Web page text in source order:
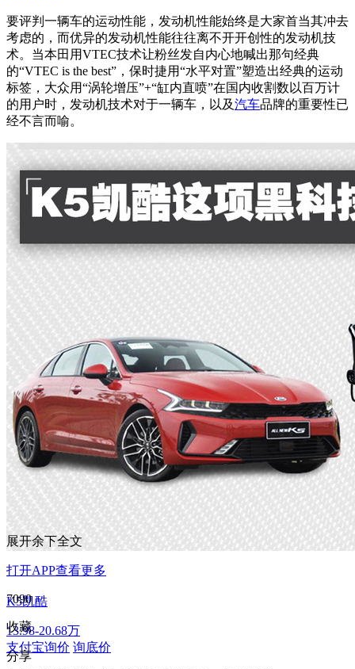
要评判一辆车的运动性能，发动机性能始终是大家首当其冲去
考虑的，而优异的发动机性能往往离不开开创性的发动机技
术。当本田用VTEC技术让粉丝发自内心地喊出那句经典
的“VTEC is the best”，保时捷用“水平对置”塑造出经典的运动
标签，大众用“涡轮增压”+“缸内直喷”在国内收割数以百万计
的用户时，发动机技术对于一辆车，以及汽车品牌的重要性已
经不言而喻。
K5凯酷
13.98-20.68万
支付宝询价 询底价
展开余下全文
打开APP查看更多
7090
收藏
分享